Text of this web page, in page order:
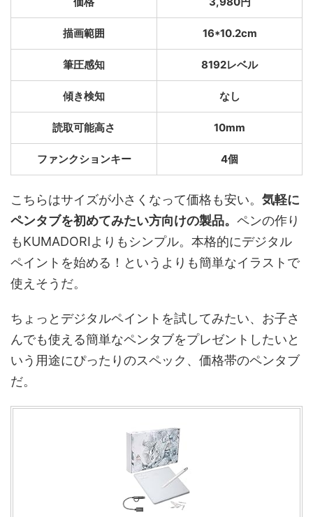
描画範囲 16*10.2cm
筆圧感知 8192レベル
傾き検知 なし
読取可能高さ 10mm
ファンクションキー 4個
こちらはサイズが小さくなって価格も安い。 気軽に
ペンタブを初めてみたい方向けの製品。 ペンの作り
もKUMADORIよりもシンプル。本格的にデジタル
ペイントを始める！というよりも簡単なイラストで
使えそうだ。
ちょっとデジタルペイントを試してみたい、お子さ
んでも使える簡単なペンタブをプレゼントしたいと
いう用途にぴったりのスペック、価格帯のペンタブ
だ。